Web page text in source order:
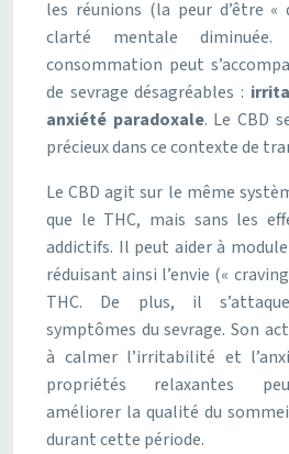
les réunions (la peur d’être «
clarté mentale
consommation peut
de sevrage désagréables :
anxiété paradoxale. Le CBD
précieux dans ce contexte de
Le CBD agit sur le même
que le THC, mais sans les
addictifs. Il peut aider à
réduisant ainsi l’envie («
THC. De plus, il
symptômes du sevrage. Son
à calmer l’irritabilité et
propriétés relaxantes
améliorer la qualité du
durant cette période.